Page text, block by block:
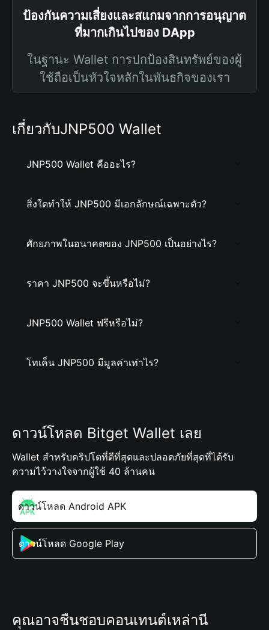
ป้องกันความเสี่ยงและสแกมจากการอนุญาต
ที่มากเกินไปของ DApp
ในฐานะ Wallet การปกป้องสินทรัพย์ของผู้
ใช้ถือเป็นหัวใจหลักในพันธกิจของเรา
เกี่ยวกับJNP500 Wallet
JNP500 Wallet คืออะไร?
สิ่งใดทำให้ JNP500 มีเอกลักษณ์เฉพาะตัว?
ศักยภาพในอนาคตของ JNP500 เป็นอย่างไร?
ราคา JNP500 จะขึ้นหรือไม่?
JNP500 Wallet ฟรีหรือไม่?
โทเค็น JNP500 มีมูลค่าเท่าไร?
ดาวน์โหลด Bitget Wallet เลย
Wallet สำหรับคริปโตที่ดีที่สุดและปลอดภัยที่สุดที่ได้รับ
ความไว้วางใจจากผู้ใช้ 40 ล้านคน
ดาวน์โหลด Android APK
ดาวน์โหลด Google Play
คุณอาจชื่นชอบคอนเทนต์เหล่านี้